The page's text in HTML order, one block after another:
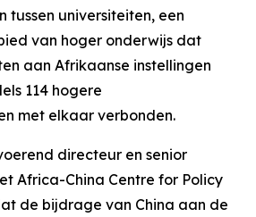
tussen universiteiten, een
van hoger onderwijs dat
aan Afrikaanse instellingen
114 hogere
met elkaar verbonden.
directeur en senior
Africa-China Centre for Policy
de bijdrage van China aan de